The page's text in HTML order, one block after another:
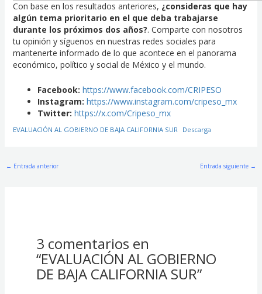
Con base en los resultados anteriores, ¿consideras que hay
algún tema prioritario en el que deba trabajarse
durante los próximos dos años?. Comparte con nosotros
tu opinión y síguenos en nuestras redes sociales para
mantenerte informado de lo que acontece en el panorama
económico, político y social de México y el mundo.
Facebook: https://www.facebook.com/CRIPESO
Instagram: https://www.instagram.com/cripeso_mx
Twitter: https://x.com/Cripeso_mx
EVALUACIÓN AL GOBIERNO DE BAJA CALIFORNIA SUR Descarga
← Entrada anterior Entrada siguiente →
3 comentarios en
“EVALUACIÓN AL GOBIERNO
DE BAJA CALIFORNIA SUR”